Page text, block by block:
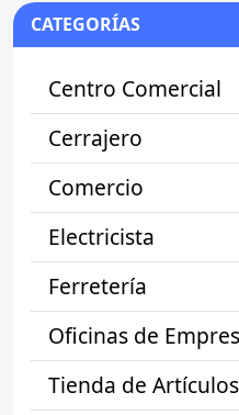
CATEGORÍAS
Centro Comercial
Cerrajero
Comercio
Electricista
Ferretería
Oficinas de
Tienda de